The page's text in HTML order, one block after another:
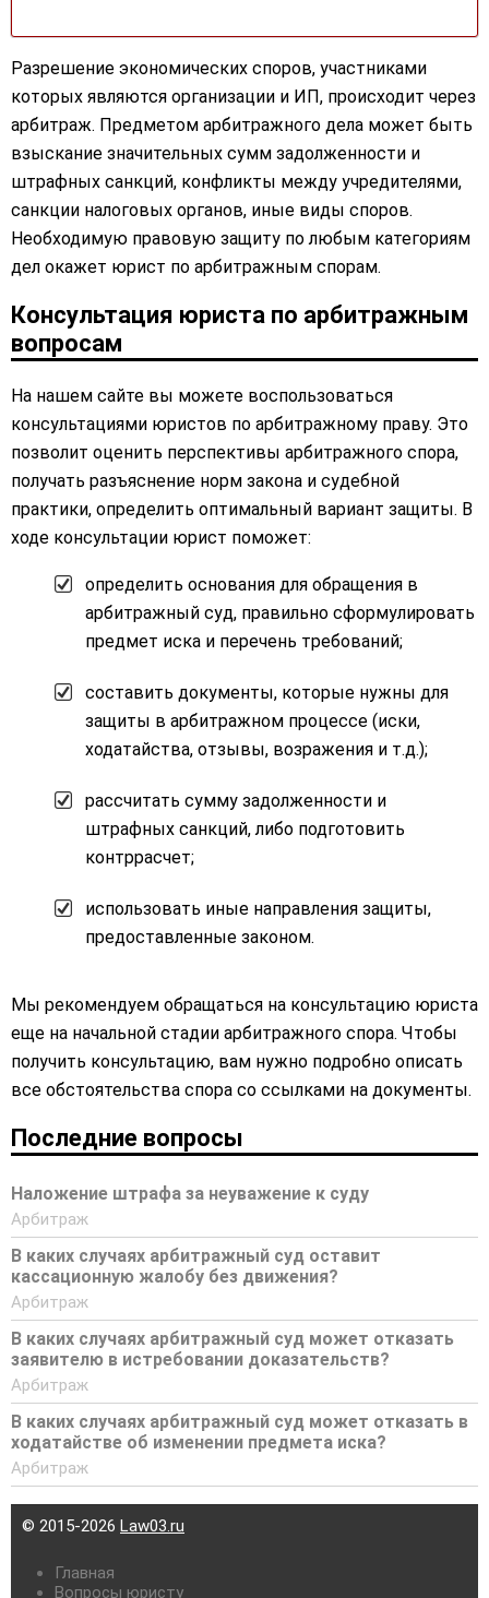
Разрешение экономических споров, участниками
которых являются организации и ИП, происходит через
арбитраж. Предметом арбитражного дела может быть
взыскание значительных сумм задолженности и
штрафных санкций, конфликты между учредителями,
санкции налоговых органов, иные виды споров.
Необходимую правовую защиту по любым категориям
дел окажет юрист по арбитражным спорам.
Консультация юриста по арбитражным
вопросам
На нашем сайте вы можете воспользоваться
консультациями юристов по арбитражному праву. Это
позволит оценить перспективы арбитражного спора,
получать разъяснение норм закона и судебной
практики, определить оптимальный вариант защиты. В
ходе консультации юрист поможет:
определить основания для обращения в
арбитражный суд, правильно сформулировать
предмет иска и перечень требований;
составить документы, которые нужны для
защиты в арбитражном процессе (иски,
ходатайства, отзывы, возражения и т.д.);
рассчитать сумму задолженности и
штрафных санкций, либо подготовить
контррасчет;
использовать иные направления защиты,
предоставленные законом.
Мы рекомендуем обращаться на консультацию юриста
еще на начальной стадии арбитражного спора. Чтобы
получить консультацию, вам нужно подробно описать
все обстоятельства спора со ссылками на документы.
Последние вопросы
Наложение штрафа за неуважение к суду
Арбитраж
В каких случаях арбитражный суд оставит
кассационную жалобу без движения?
Арбитраж
В каких случаях арбитражный суд может отказать
заявителю в истребовании доказательств?
Арбитраж
В каких случаях арбитражный суд может отказать в
ходатайстве об изменении предмета иска?
Арбитраж
© 2015-2026 Law03.ru
Главная
Вопросы юристу